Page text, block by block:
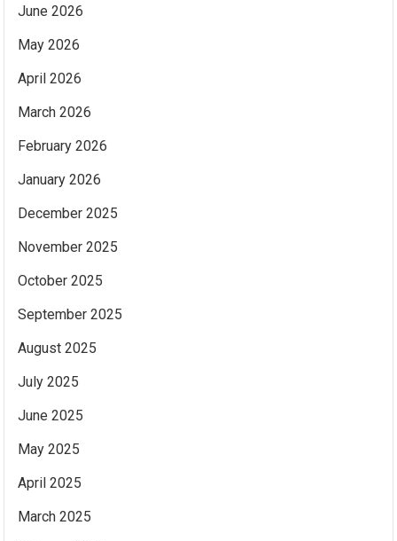
June 2026
May 2026
April 2026
March 2026
February 2026
January 2026
December 2025
November 2025
October 2025
September 2025
August 2025
July 2025
June 2025
May 2025
April 2025
March 2025